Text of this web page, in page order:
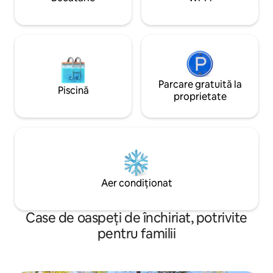
perfectă pentru relaxare, în apropiere
altele.
Piscină
Parcare gratuită la
proprietate
Aer condiționat
Case de oaspeți de închiriat, potrivite
pentru familii